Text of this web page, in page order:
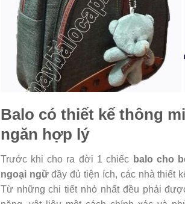
Balo có thiết kế thông
ngăn hợp lý
Trước khi cho ra đời 1 chiếc balo cho
ngoại ngữđầy đủ tiện ích, các nhà thiết
Từ những chi tiết nhỏ nhất đều phải